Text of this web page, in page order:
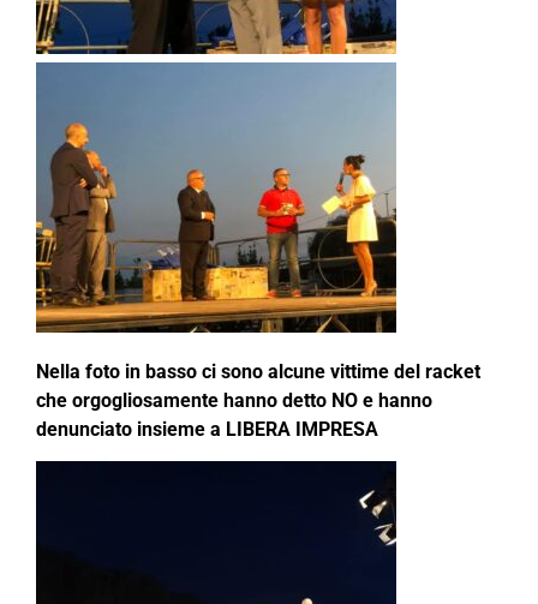
Nella foto in basso ci sono alcune vittime del racket
che orgogliosamente hanno detto NO e hanno
denunciato insieme a LIBERA IMPRESA